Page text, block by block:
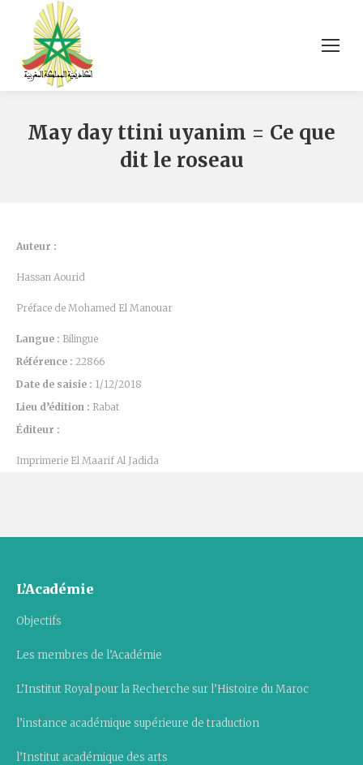
May day ttini uyanim = Ce que
dit le roseau
Auteur :
Hassan Aourid
Préface de Mohamed El Manouar
Langue : Bilingue
Référence : 22866
Date de saisie : 1/12/2018
Lieu d’édition : Rabat
Éditeur :
Imprimerie El Maarif Al Jadida
L’Académie
Objectifs
Les membres de l’Académie
L’Institut Royal pour la Recherche sur l’Histoire du Maroc
l’instance académique supérieure de traduction
l’Institut académique des arts